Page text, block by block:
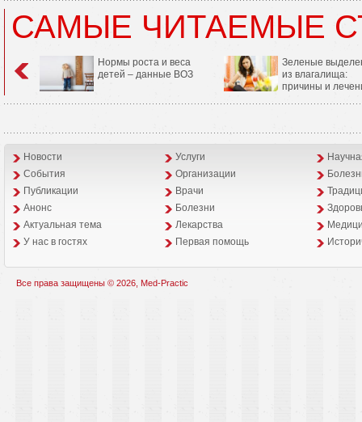
САМЫЕ ЧИТАЕМЫЕ
Нормы роста и веса
детей – данные ВОЗ
Зеленые
из влагалища:
причины и
Новости Услуги
События
Организации
Публикации
Врачи
Анонс
Болезни
Aктуальная тема
Лекарства
У нас в гостях
Первая помощь
Все права защищены © 2026, Med-Practic